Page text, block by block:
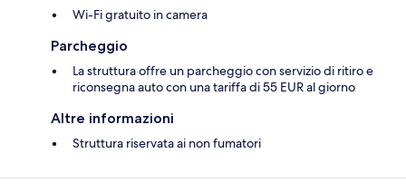
Wi-Fi gratuito in camera
Parcheggio
La struttura offre un parcheggio con servizio di ritiro e
riconsegna auto con una tariffa di 55 EUR al giorno
Altre informazioni
Struttura riservata ai non fumatori